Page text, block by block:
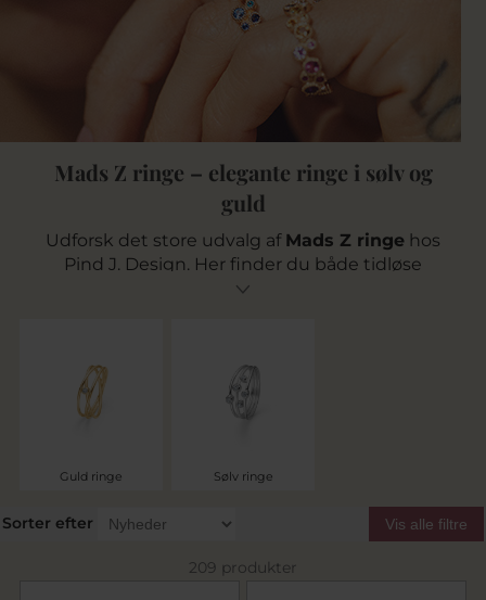
Mads Z ringe – elegante ringe i sølv og
guld
Udforsk det store udvalg af Mads Z ringe hos
Pind J. Design. Her finder du både tidløse
klassiske ringe, eksklusive
over 499 kr. og hurtig levering på lagervarer.
Guld ringe Sølv ringe
Sorter efter Vis alle filtre
209 produkter